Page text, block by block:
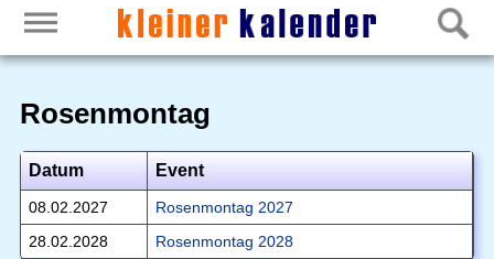
Rosenmontag
Datum Event
08.02.2027
Rosenmontag 2027
28.02.2028
Rosenmontag 2028